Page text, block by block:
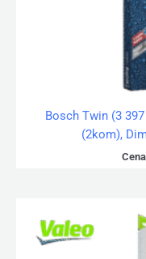
Bosch Twin (3
(2kom),